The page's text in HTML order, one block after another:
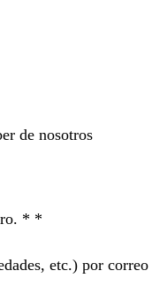
de nosotros
* *
etc.) por